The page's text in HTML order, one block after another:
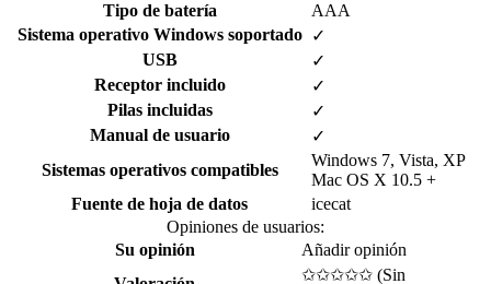
Tipo de batería
AAA
Sistema operativo Windows soportado
✓
USB
✓
Receptor incluido
✓
Pilas incluidas
✓
Manual de usuario
✓
Sistemas operativos compatibles
Windows 7, Vista, XP
Mac OS X 10.5 +
Fuente de hoja de datos
icecat
Opiniones de usuarios:
Su opinión
Añadir opinión
✩✩✩✩✩ (Sin